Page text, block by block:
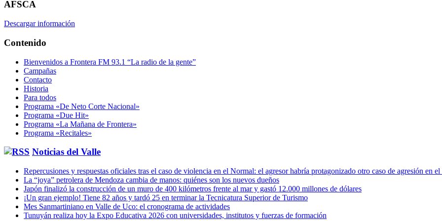
AFSCA
Descargar información
Contenido
Bienvenidos a Frontera FM 93.1 “La radio de la gente”
Campañas
Contacto
Historia
Para todos
Programa «De Neto Corte Nacional»
Programa «Due Hit»
Programa «La Mañana de Frontera»
Programa «Recitales»
Noticias del Valle
Repercusiones y respuestas oficiales tras el caso de violencia en el Normal: el agresor habría protagonizado otro caso de agresión en
La “joya” petrolera de Mendoza cambia de manos: quiénes son los nuevos dueños
Japón finalizó la construcción de un muro de 400 kilómetros frente al mar y gastó 12.000 millones de dólares
¡Un gran ejemplo! Tiene 82 años y tardó 25 en terminar la Tecnicatura Superior de Turismo
Mes Sanmartiniano en Valle de Uco: el cronograma de actividades
Tunuyán realiza hoy la Expo Educativa 2026 con universidades, institutos y fuerzas de formación